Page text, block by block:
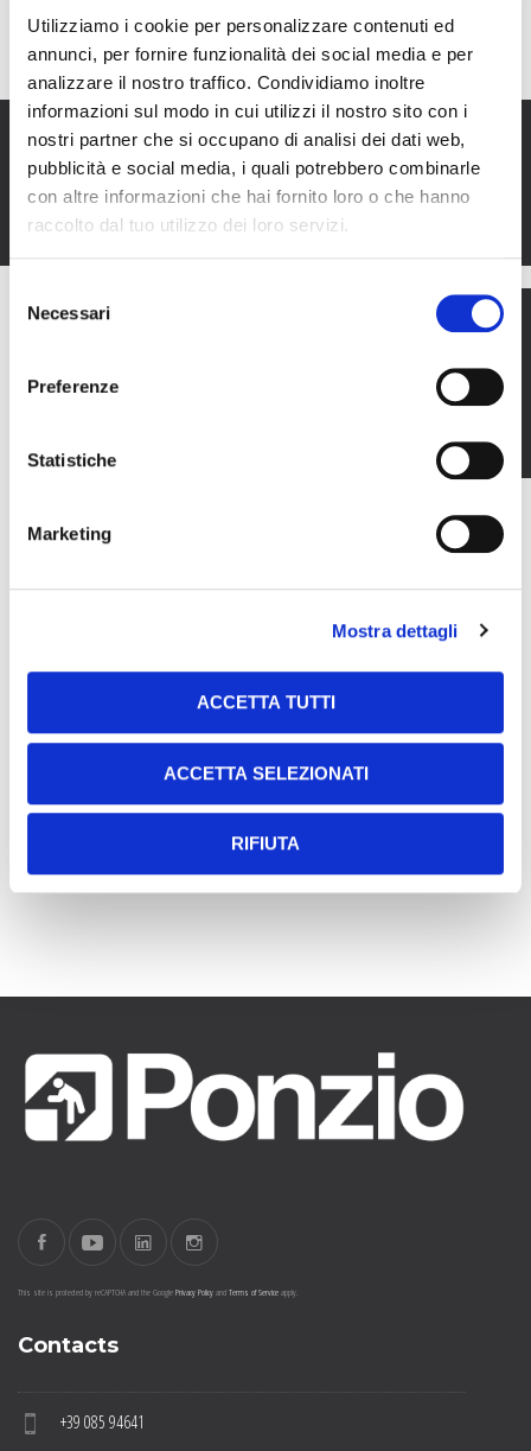
Utilizziamo i cookie per personalizzare contenuti ed
annunci, per fornire funzionalità dei social media e per
analizzare il nostro traffico. Condividiamo inoltre
informazioni sul modo in cui utilizzi il nostro sito con i
nostri partner che si occupano di analisi dei dati web,
pubblicità e social media, i quali potrebbero combinarle
con altre informazioni che hai fornito loro o che hanno
raccolto dal tuo utilizzo dei loro servizi.
delNecessari
Preferenze
Statistiche
Marketing
Mostra dettagli
ACCETTA TUTTI
ACCETTA SELEZIONATI
RIFIUTA
SECTIONS
DATASHEET
This site is protected by reCAPTCHA and the GooglePrivacy PolicyandTerms of Serviceapply.
Contacts
+39 085 94641